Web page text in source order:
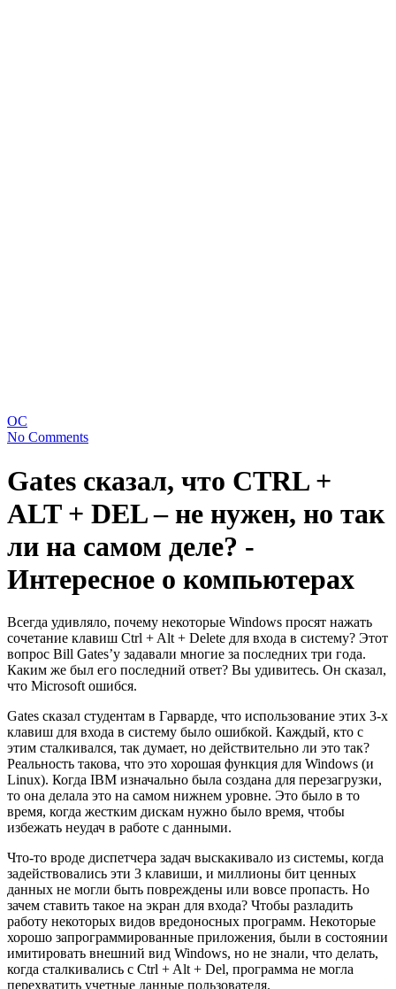
ОС
No Comments
Gates сказал, что CTRL +
ALT + DEL – не нужен, но так
ли на самом деле? -
Интересное о компьютерах
Всегда удивляло, почему некоторые Windows просят нажать
сочетание клавиш Ctrl + Alt + Delete для входа в систему? Этот
вопрос Bill Gates’у задавали многие за последних три года.
Каким же был его последний ответ? Вы удивитесь. Он сказал,
что Microsoft ошибся.
Gates сказал студентам в Гарварде, что использование этих 3-х
клавиш для входа в систему было ошибкой. Каждый, кто с
этим сталкивался, так думает, но действительно ли это так?
Реальность такова, что это хорошая функция для Windows (и
Linux). Когда IBM изначально была создана для перезагрузки,
то она делала это на самом нижнем уровне. Это было в то
время, когда жестким дискам нужно было время, чтобы
избежать неудач в работе с данными.
Что-то вроде диспетчера задач выскакивало из системы, когда
задействовались эти 3 клавиши, и миллионы бит ценных
данных не могли быть повреждены или вовсе пропасть. Но
зачем ставить такое на экран для входа? Чтобы разладить
работу некоторых видов вредоносных программ. Некоторые
хорошо запрограммированные приложения, были в состоянии
имитировать внешний вид Windows, но не знали, что делать,
когда сталкивались с Ctrl + Alt + Del, программа не могла
перехватить учетные данные пользователя.